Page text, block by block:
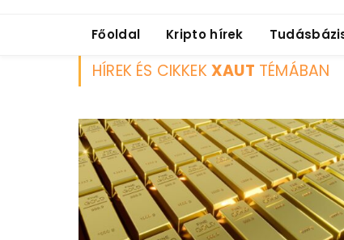
Főoldal Kripto hírek
HÍREK ÉS CIKKEKXAUT TÉMÁBAN